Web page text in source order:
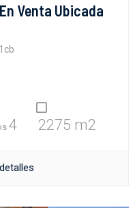
Venta Ubicada
4 2275 m2